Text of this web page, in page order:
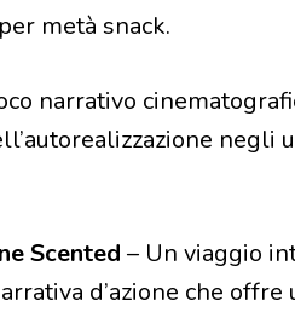
metà snack.
narrativo
negli
Scented – Un viaggio
d’azione che